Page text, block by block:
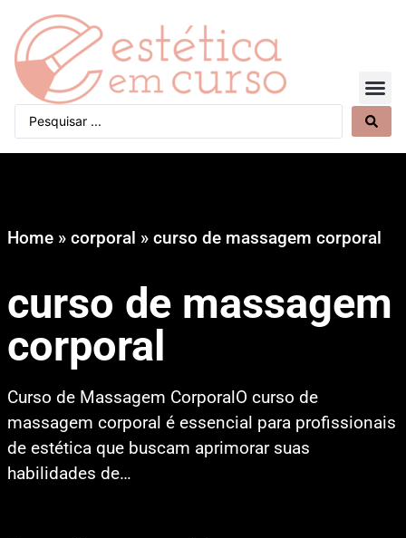
Home » corporal » curso de massagem corporal
curso de massagem
corporal
Curso de Massagem CorporalO curso de
massagem corporal é essencial para profissionais
de estética que buscam aprimorar suas
habilidades de…